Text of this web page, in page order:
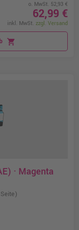
o. MwSt. 52,93 €
62,99 €
inkl. MwSt. zzgl. Versand
shopping_cart
· Magenta